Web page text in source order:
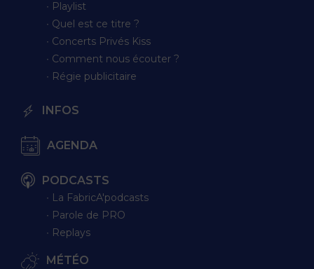
∙ Playlist
∙ Quel est ce titre ?
∙ Concerts Privés Kiss
∙ Comment nous écouter ?
∙ Régie publicitaire
INFOS
AGENDA
PODCASTS
∙ La FabricA'podcasts
∙ Parole de PRO
∙ Replays
MÉTÉO